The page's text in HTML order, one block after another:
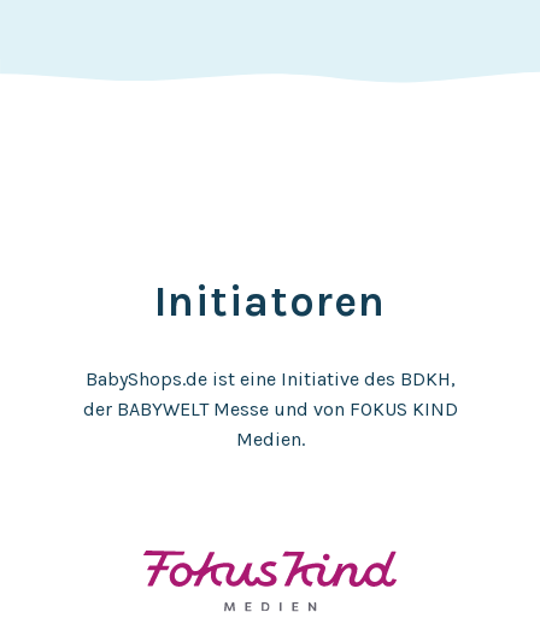
Initiatoren
BabyShops.de ist eine Initiative des BDKH,
der BABYWELT Messe und von FOKUS KIND
Medien.